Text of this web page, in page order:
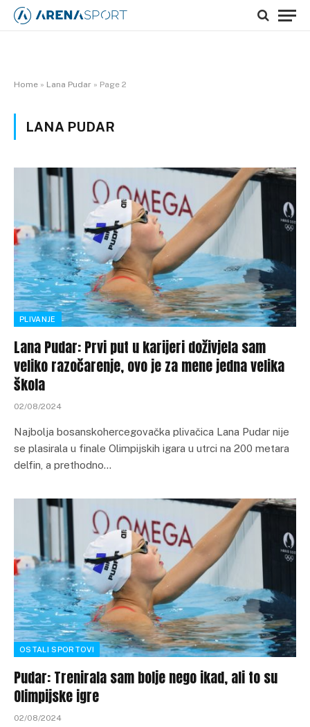
Home » Lana Pudar » Page 2
LANA PUDAR
PLIVANJE
Lana Pudar: Prvi put u karijeri doživjela sam
veliko razočarenje, ovo je za mene jedna velika
škola
02/08/2024
Najbolja bosanskohercegovačka plivačica Lana Pudar nije
se plasirala u finale Olimpijskih igara u utrci na 200 metara
delfin, a prethodno…
OSTALI SPORTOVI
Pudar: Trenirala sam bolje nego ikad, ali to su
Olimpijske igre
02/08/2024